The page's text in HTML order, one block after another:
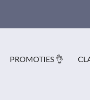
PROMOTIES 👌